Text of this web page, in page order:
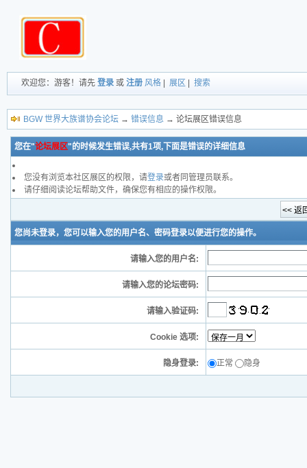
欢迎您：游客！请先 登录 或 注册 风格 展区 搜索
BGW 世界大族谱协会论坛 → 错误信息 → 论坛展区错误信息
您在"论坛展区"的时候发生错误,共有1项,下面是错误的详细信息
您没有浏览本社区展区的权限，请登录或者同管理员联系。
请仔细阅读论坛帮助文件，确保您有相应的操作权限。
您尚未登录，您可以输入您的用户名、密码登录以便进行您的操作。
请输入您的用户名:
请输入您的论坛密码:
请输入验证码:
Cookie 选项:
隐身登录: 正常 隐身